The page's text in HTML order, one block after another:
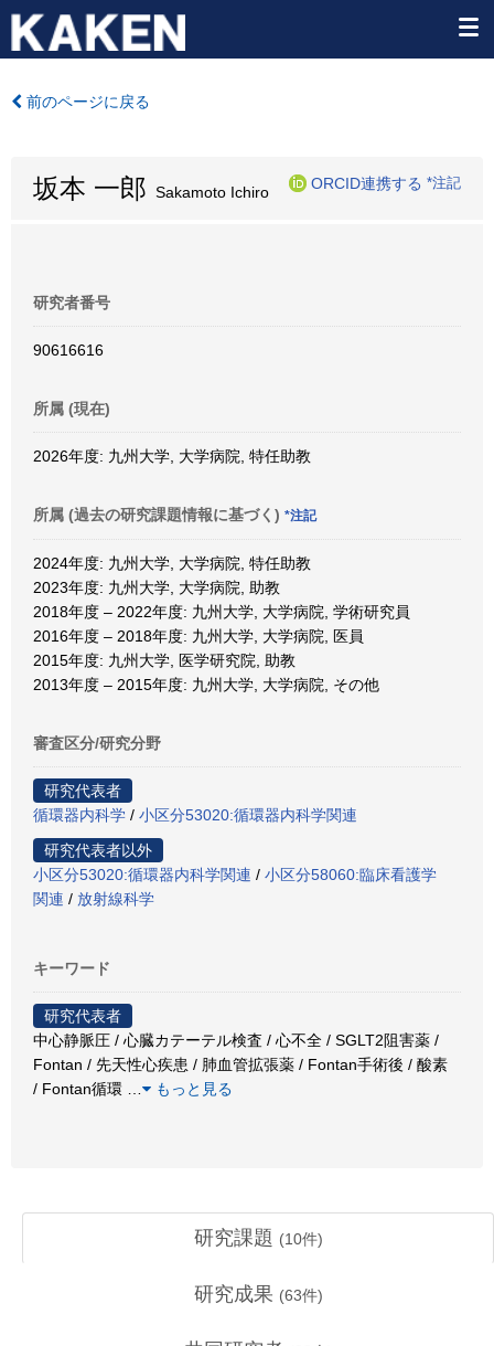
前のページに戻る
坂本 一郎 Sakamoto Ichiro
ORCID連携する *注記
研究者番号
90616616
所属 (現在)
2026年度: 九州大学, 大学病院, 特任助教
所属 (過去の研究課題情報に基づく) *注記
2024年度: 九州大学, 大学病院, 特任助教
2023年度: 九州大学, 大学病院, 助教
2018年度 – 2022年度: 九州大学, 大学病院, 学術研究員
2016年度 – 2018年度: 九州大学, 大学病院, 医員
2015年度: 九州大学, 医学研究院, 助教
2013年度 – 2015年度: 九州大学, 大学病院, その他
審査区分/研究分野
研究代表者
循環器内科学 / 小区分53020:循環器内科学関連
研究代表者以外
小区分53020:循環器内科学関連 / 小区分58060:臨床看護学
関連 / 放射線科学
キーワード
研究代表者
中心静脈圧 / 心臓カテーテル検査 / 心不全 / SGLT2阻害薬 /
Fontan / 先天性心疾患 / 肺血管拡張薬 / Fontan手術後 / 酸素
/ Fontan循環
もっと見る
研究課題 (10件)
研究成果 (63件)